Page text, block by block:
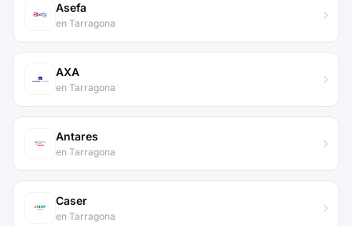
Asefa
en Tarragona
AXA
en Tarragona
Antares
en Tarragona
Caser
en Tarragona